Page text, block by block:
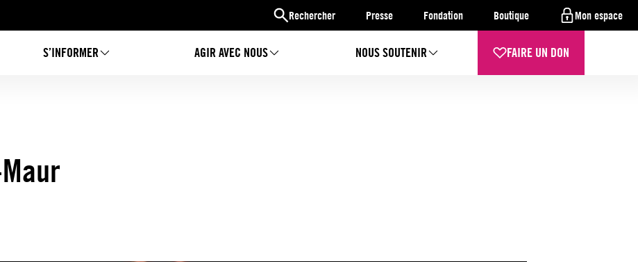
Rechercher Presse Fondation Boutique Mon espace
S’INFORMER AGIR AVEC NOUS NOUS SOUTENIR FAIRE UN DON